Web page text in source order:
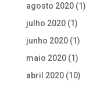
agosto 2020(1)
julho 2020(1)
junho 2020(1)
maio 2020(1)
abril 2020(10)